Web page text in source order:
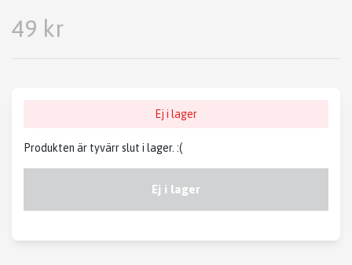
49 kr
Ej i lager
Produkten är tyvärr slut i lager. :(
Ej i lager